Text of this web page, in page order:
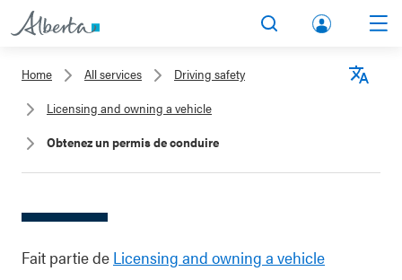
lbert
Home All services
Driving safety
Licensing and owning a vehicle
Obtenez un permis de conduire
Fait partie de Licensing and owning a vehicle